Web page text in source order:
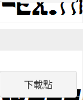
下載點